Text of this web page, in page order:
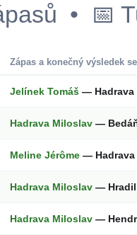
• 📅
Zápas a konečný výsledek
Jelínek Tomáš —
Hadrava Miloslav —
Meline Jérôme —
Hadrava Miloslav —
Hadrava Miloslav —